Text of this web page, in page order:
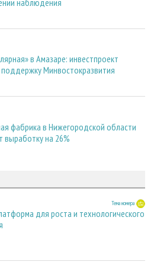
наблюдения
в Амазаре: инвестпроект
Минвостокразвития
фабрика в Нижегородской области
выработку на 26%
Тема номера
для роста и технологического